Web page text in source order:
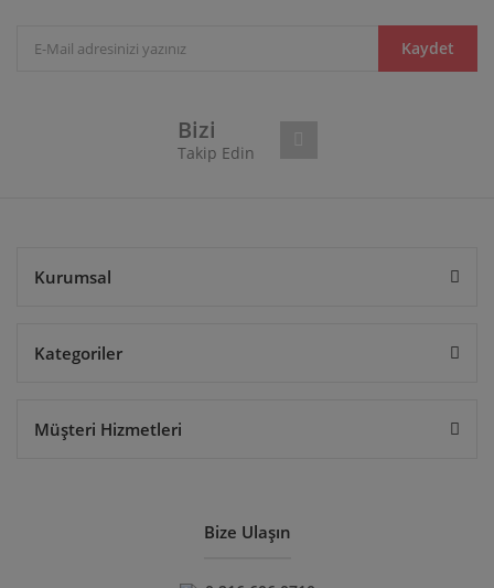
Ürün bilgilerinde hatalar bulunuyor.
Kaydet
Bizi
Takip Edin
Kurumsal
Kategoriler
Müşteri Hizmetleri
Bize Ulaşın